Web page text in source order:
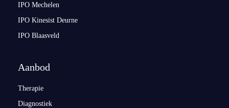
IPO Mechelen
IPO Kinesist Deurne
IPO Blaasveld
Aanbod
Therapie
Diagnostiek